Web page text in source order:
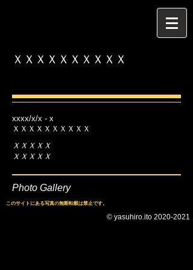
ＸＸＸＸＸＸＸＸＸＸ
xxxx/x/x - x
ＸＸＸＸＸＸＸＸＸＸ
ＸＸＸＸＸ
​ＸＸＸＸＸ
Photo Gallery
このサイトにある写真の無断転載は禁止です。
© yasuhiro.ito 2020-2021